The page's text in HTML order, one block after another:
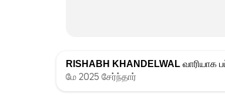
RISHABH KHANDELWAL வாரியாக
மே 2025 சேர்ந்தார்